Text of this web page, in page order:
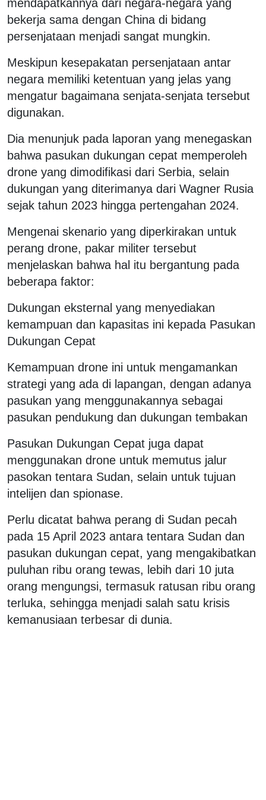
mendapatkannya dari negara-negara yang
bekerja sama dengan China di bidang
persenjataan menjadi sangat mungkin.
Meskipun kesepakatan persenjataan antar
negara memiliki ketentuan yang jelas yang
mengatur bagaimana senjata-senjata tersebut
digunakan.
Dia menunjuk pada laporan yang menegaskan
bahwa pasukan dukungan cepat memperoleh
drone yang dimodifikasi dari Serbia, selain
dukungan yang diterimanya dari Wagner Rusia
sejak tahun 2023 hingga pertengahan 2024.
Mengenai skenario yang diperkirakan untuk
perang drone, pakar militer tersebut
menjelaskan bahwa hal itu bergantung pada
beberapa faktor:
Dukungan eksternal yang menyediakan
kemampuan dan kapasitas ini kepada Pasukan
Dukungan Cepat
Kemampuan drone ini untuk mengamankan
strategi yang ada di lapangan, dengan adanya
pasukan yang menggunakannya sebagai
pasukan pendukung dan dukungan tembakan
Pasukan Dukungan Cepat juga dapat
menggunakan drone untuk memutus jalur
pasokan tentara Sudan, selain untuk tujuan
intelijen dan spionase.
Perlu dicatat bahwa perang di Sudan pecah
pada 15 April 2023 antara tentara Sudan dan
pasukan dukungan cepat, yang mengakibatkan
puluhan ribu orang tewas, lebih dari 10 juta
orang mengungsi, termasuk ratusan ribu orang
terluka, sehingga menjadi salah satu krisis
kemanusiaan terbesar di dunia.